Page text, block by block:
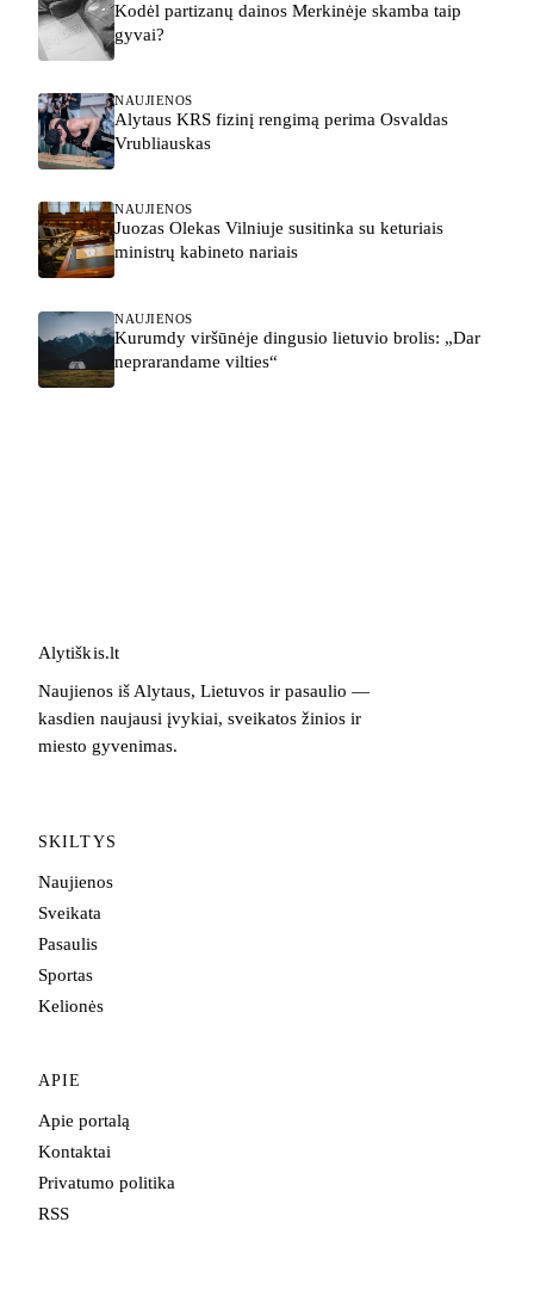
Kodėl partizanų dainos Merkinėje skamba taip
gyvai?
NAUJIENOS
Alytaus KRS fizinį rengimą perima Osvaldas
Vrubliauskas
NAUJIENOS
Juozas Olekas Vilniuje susitinka su keturiais
ministrų kabineto nariais
NAUJIENOS
Kurumdy viršūnėje dingusio lietuvio brolis: „Dar
neprarandame vilties“
Alytiškis.lt
Naujienos iš Alytaus, Lietuvos ir pasaulio —
kasdien naujausi įvykiai, sveikatos žinios ir
miesto gyvenimas.
SKILTYS
Naujienos
Sveikata
Pasaulis
Sportas
Kelionės
APIE
Apie portalą
Kontaktai
Privatumo politika
RSS